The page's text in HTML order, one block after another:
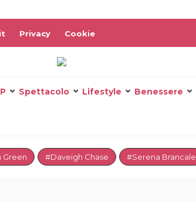
Privacy Cookie
Spettacolo Lifestyle Benessere
Green #Daveigh Chase #Serena Brancale